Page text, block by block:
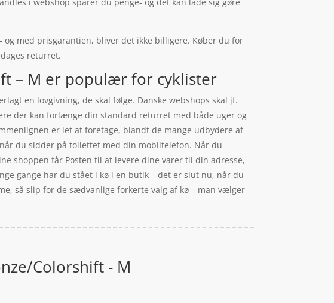
og med prisgarantien, bliver det ikke billigere. Køber du for
returret.
– M er populær for cyklister
en lovgivning, de skal følge. Danske webshops skal jf.
der kan forlænge din standard returret med både uger og
er let at foretage, blandt de mange udbydere af
du sidder på toilettet med din mobiltelefon. Når du
shoppen får Posten til at levere dine varer til din adresse,
gange har du stået i kø i en butik – det er slut nu, når du
så slip for de sædvanlige forkerte valg af kø – man vælger
Colorshift - M